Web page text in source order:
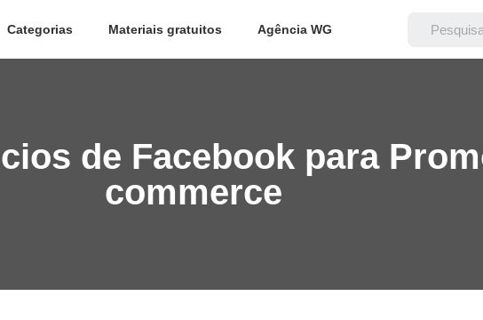
Categorias Materiais gratuitos Agência WG
de Facebook para
commerce